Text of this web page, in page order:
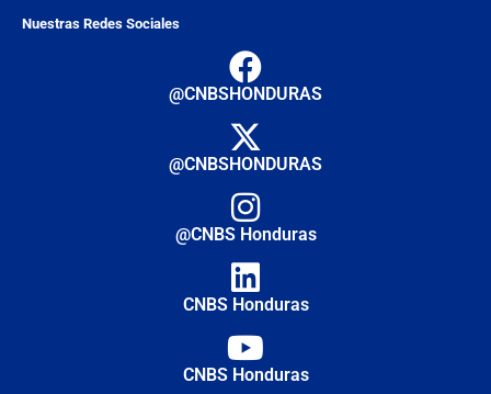
Nuestras Redes Sociales
@CNBSHONDURAS
@CNBSHONDURAS
@CNBS Honduras
CNBS Honduras
CNBS Honduras